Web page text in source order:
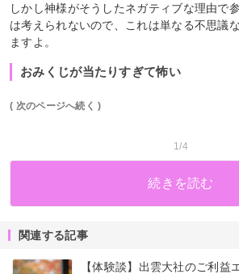
しかし神様がそうしたネガティブな理由で
は考えられないので、これは単なる不思議
ますよ。
おみくじが当たりすぎて怖い
( 次のページへ続く )
1/4
続きを読む
関連する記事
【体験談】出雲大社のご利益